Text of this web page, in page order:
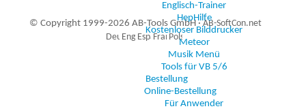
Englisch-Trainer
HepHilfe
Kostenloser Bilddrucker
Meteor
Musik Menü
Tools für VB 5/6
Bestellung
Online-Bestellung
Für Anwender
© Copyright 1999-2026 AB-Tools GmbH ·AB-SoftCon.net
Auxiliary supplies